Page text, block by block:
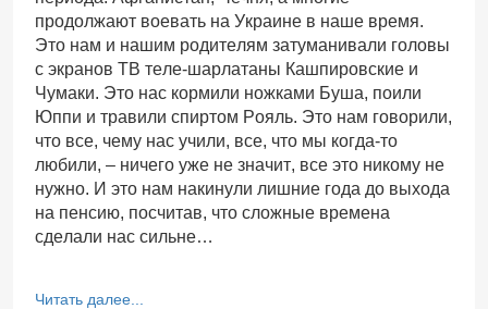
продолжают воевать на Украине в наше время.
Это нам и нашим родителям затуманивали головы
с экранов ТВ теле-шарлатаны Кашпировские и
Чумаки. Это нас кормили ножками Буша, поили
Юппи и травили спиртом Рояль. Это нам говорили,
что все, чему нас учили, все, что мы когда-то
любили, – ничего уже не значит, все это никому не
нужно. И это нам накинули лишние года до выхода
на пенсию, посчитав, что сложные времена
сделали нас сильне…
Читать далее...